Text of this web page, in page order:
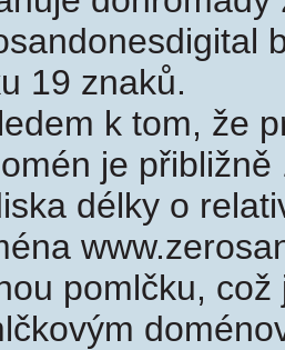
19 znaků.
k tom, že
je
délky o
pomlčku,